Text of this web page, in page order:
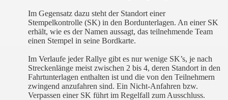
Im Gegensatz dazu steht der Standort einer
Stempelkontrolle (SK) in den Bordunterlagen. An einer SK
erhält, wie es der Namen aussagt, das teilnehmende Team
einen Stempel in seine Bordkarte.
Im Verlaufe jeder Rallye gibt es nur wenige SK’s, je nach
Streckenlänge meist zwischen 2 bis 4, deren Standort in den
Fahrtunterlagen enthalten ist und die von den Teilnehmern
zwingend anzufahren sind. Ein Nicht-Anfahren bzw.
Verpassen einer SK führt im Regelfall zum Ausschluss.